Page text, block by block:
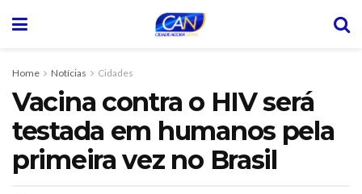
Home Notícias Cidades
Vacina contra o HIV será
testada em humanos pela
primeira vez no Brasil